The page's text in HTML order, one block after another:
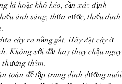
lá hoặc khô héo, cần xác định
ánh sáng, thừa nước, thiếu dinh
cây ra nắng gắt. Hãy đặt cây ở
Không xới đất hay thay chậu ngay
thêm.
toàn để tập trung dinh dưỡng nuôi